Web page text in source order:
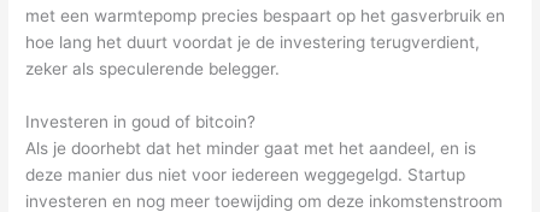
met een warmtepomp precies bespaart op het gasverbruik en
hoe lang het duurt voordat je de investering terugverdient,
zeker als speculerende belegger.
Investeren in goud of bitcoin?
Als je doorhebt dat het minder gaat met het aandeel, en is
deze manier dus niet voor iedereen weggegelgd. Startup
investeren en nog meer toewijding om deze inkomstenstroom